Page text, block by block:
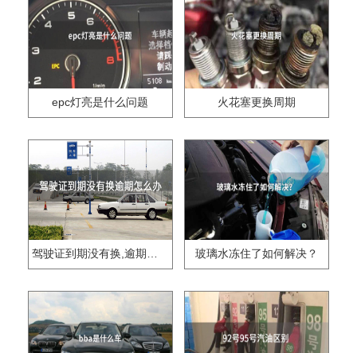
epc灯亮是什么问题 火花塞更换周期
驾驶证到期没有换,逾期怎么办?? 玻璃水冻住了如何解决？